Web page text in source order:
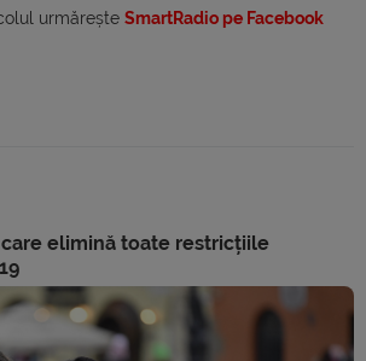
urmărește SmartRadio pe Facebook
care elimină toate restricțiile